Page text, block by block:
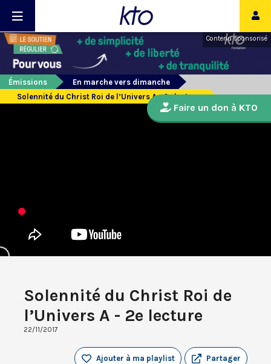
Contenu sponsorisé
Émissions
En marche vers dimanche
Solennité du Christ Roi de l’Univers A - 2e lecture
Solennité du Christ Roi de
l’Univers A - 2e lecture
22/11/2017
Partager
Ajouter à ma playlist
Faire un don à KTO